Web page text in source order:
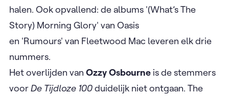
halen. Ook opvallend: de albums '(What’s The
Story) Morning Glory' van Oasis
en 'Rumours' van Fleetwood Mac leveren elk drie
nummers.
Het overlijden van Ozzy Osbourne is de stemmers
voorDe Tijdloze 100duidelijk niet ontgaan. The